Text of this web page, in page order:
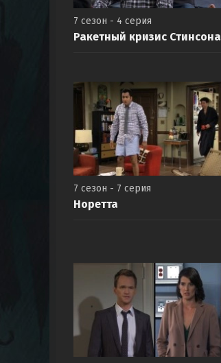
7 сезон - 4 серия
Ракетный кризис Стинсона
7 сезон - 7 серия
Норетта